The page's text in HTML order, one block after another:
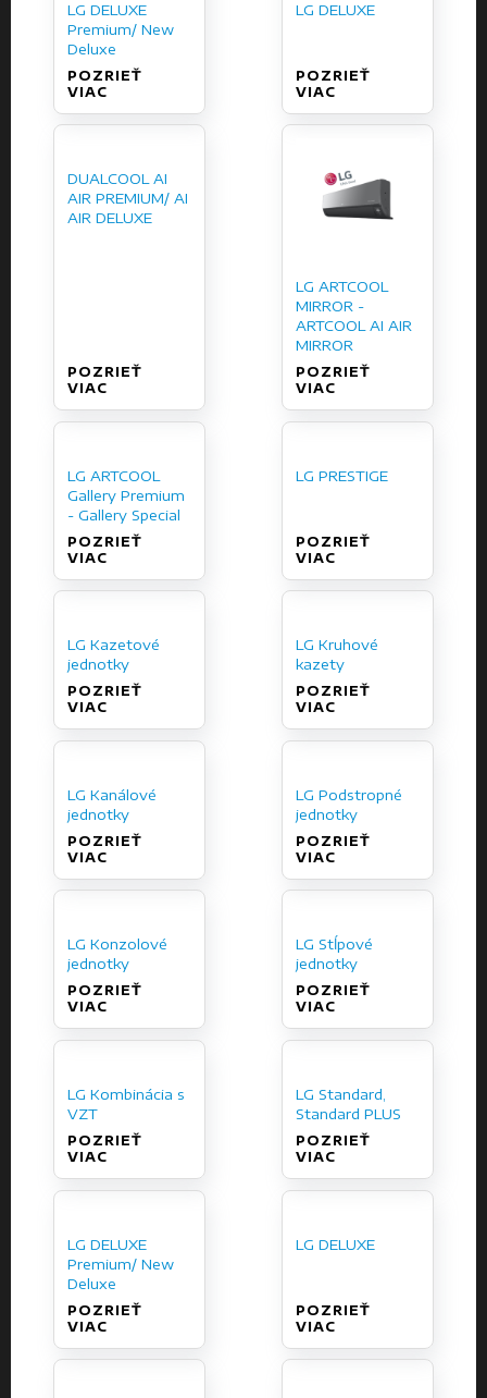
LG DELUXE
Premium/ New
Deluxe
POZRIEŤ
VIAC
LG DELUXE
POZRIEŤ
VIAC
DUALCOOL AI
AIR PREMIUM/ AI
AIR DELUXE
POZRIEŤ
VIAC
LG ARTCOOL
MIRROR -
ARTCOOL AI AIR
MIRROR
POZRIEŤ
VIAC
LG ARTCOOL
Gallery Premium
- Gallery Special
POZRIEŤ
VIAC
LG PRESTIGE
POZRIEŤ
VIAC
LG Kazetové
jednotky
POZRIEŤ
VIAC
LG Kruhové
kazety
POZRIEŤ
VIAC
LG Kanálové
jednotky
POZRIEŤ
VIAC
LG Podstropné
jednotky
POZRIEŤ
VIAC
LG Konzolové
jednotky
POZRIEŤ
VIAC
LG Stĺpové
jednotky
POZRIEŤ
VIAC
LG Kombinácia s
VZT
POZRIEŤ
VIAC
LG Standard,
Standard PLUS
POZRIEŤ
VIAC
LG DELUXE
Premium/ New
Deluxe
POZRIEŤ
VIAC
LG DELUXE
POZRIEŤ
VIAC